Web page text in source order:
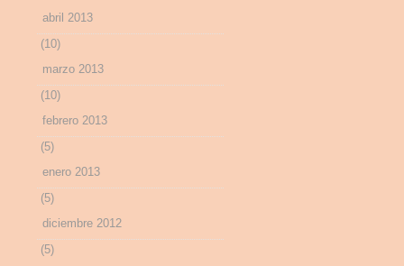
abril 2013
(10)
marzo 2013
(10)
febrero 2013
(5)
enero 2013
(5)
diciembre 2012
(5)